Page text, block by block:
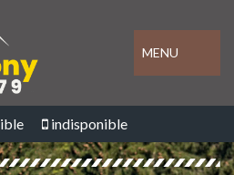
MENU
indisponible